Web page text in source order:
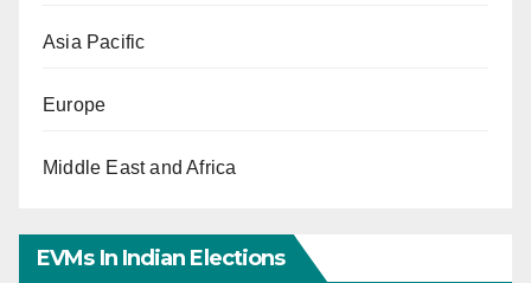
Asia Pacific
Europe
Middle East and Africa
EVMs In Indian Elections